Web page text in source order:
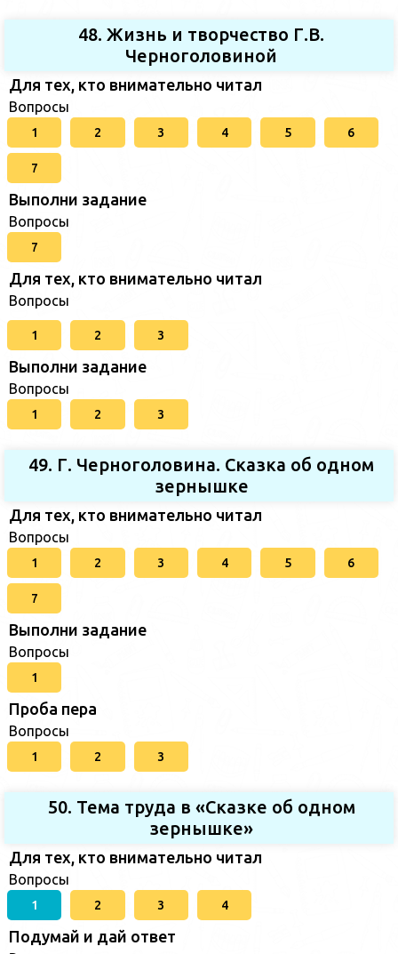
48. Жизнь и творчество Г.В.
Черноголовиной
Для тех, кто внимательно читал
Вопросы
1 2 3 4 5 6
7
Выполни задание
Вопросы
7
Для тех, кто внимательно читал
Вопросы
1 2 3
Выполни задание
Вопросы
1 2 3
49. Г. Черноголовина. Сказка об одном
зернышке
Для тех, кто внимательно читал
Вопросы
1 2 3 4 5 6
7
Выполни задание
Вопросы
1
Проба пера
Вопросы
1 2 3
50. Тема труда в «Сказке об одном
зернышке»
Для тех, кто внимательно читал
Вопросы
1 2 3 4
Подумай и дай ответ